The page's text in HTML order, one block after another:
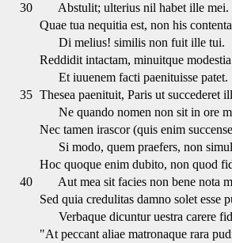
30
Abstulit; ulterius nil habet ille mei.
Quae tua nequitia est, non his
Di melius! similis non fuit ille tui.
Reddidit intactam, minuitque
Et iuuenem facti paenituisse patet.
35 Thesea paenituit, Paris ut succederet
Ne quando nomen non sit in ore
Nec tamen irascor (quis enim
Si modo, quem praefers, non
Hoc quoque enim dubito, non quod
40
Aut mea sit facies non bene nota
Sed quia credulitas damno solet esse
Verbaque dicuntur uestra carere
"At peccant aliae matronaque rara